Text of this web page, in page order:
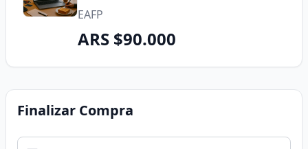
EAFP
ARS $90.000
Finalizar Compra